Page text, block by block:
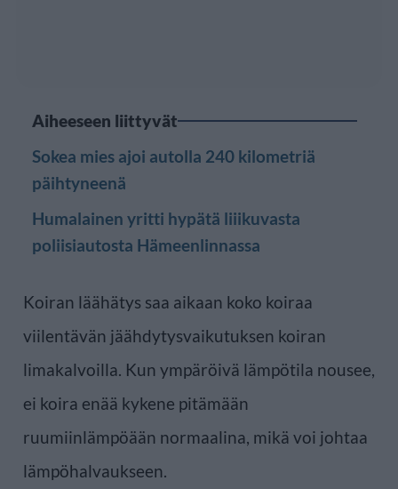
Aiheeseen liittyvät
Sokea mies ajoi autolla 240 kilometriä
päihtyneenä
Humalainen yritti hypätä liiikuvasta
poliisiautosta Hämeenlinnassa
Koiran läähätys saa aikaan koko koiraa
viilentävän jäähdytysvaikutuksen koiran
limakalvoilla. Kun ympäröivä lämpötila nousee,
ei koira enää kykene pitämään
ruumiinlämpöään normaalina, mikä voi johtaa
lämpöhalvaukseen.